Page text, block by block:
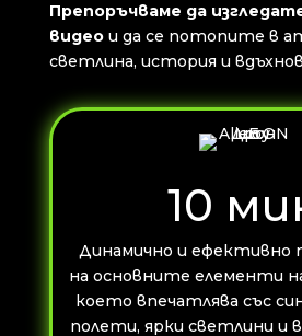
Препоръчваме да
видеои да се потопите в
светлина, история и
10
Динамично и ефективно
на основните елементи
което впечатлява със
полети, ярки светлини и